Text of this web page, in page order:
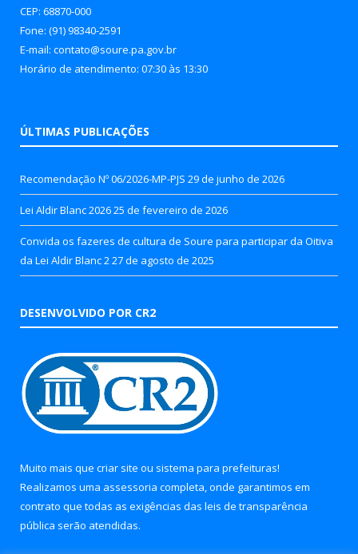
CEP: 68870-000
Fone: (91) 98340-2591
E-mail: contato@soure.pa.gov.br
Horário de atendimento: 07:30 às 13:30
ÚLTIMAS PUBLICAÇÕES
Recomendação Nº 06/2026-MP-PJS 29 de junho de 2026
Lei Aldir Blanc 202625 de fevereiro de 2026
Convida os fazeres de cultura de Soure para participar da Oitiva
da Lei Aldir Blanc 2 27 de agosto de 2025
DESENVOLVIDO POR CR2
Muito mais que criar site ou sistema para prefeituras!
Realizamos uma assessoria completa, onde garantimos em
contrato que todas as exigências das leis de transparência
pública serão atendidas.